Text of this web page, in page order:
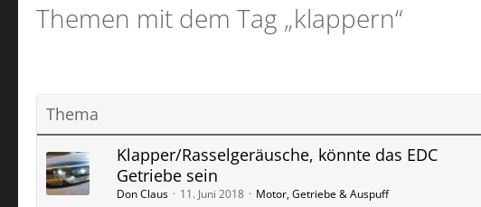
Themen mit dem Tag „klappern“
Thema
Klapper/Rasselgeräusche, könnte das EDC
Getriebe sein
Don Claus 11. Juni 2018 Motor, Getriebe & Auspuff